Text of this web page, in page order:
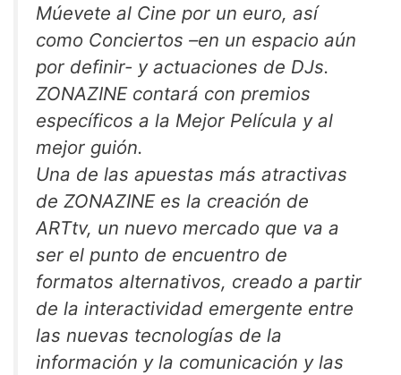
Múevete al Cine por un euro, así
como Conciertos –en un espacio aún
por definir- y actuaciones de DJs.
ZONAZINE contará con premios
específicos a la Mejor Película y al
mejor guión.
Una de las apuestas más atractivas
de ZONAZINE es la creación de
ARTtv, un nuevo mercado que va a
ser el punto de encuentro de
formatos alternativos, creado a partir
de la interactividad emergente entre
las nuevas tecnologías de la
información y la comunicación y las